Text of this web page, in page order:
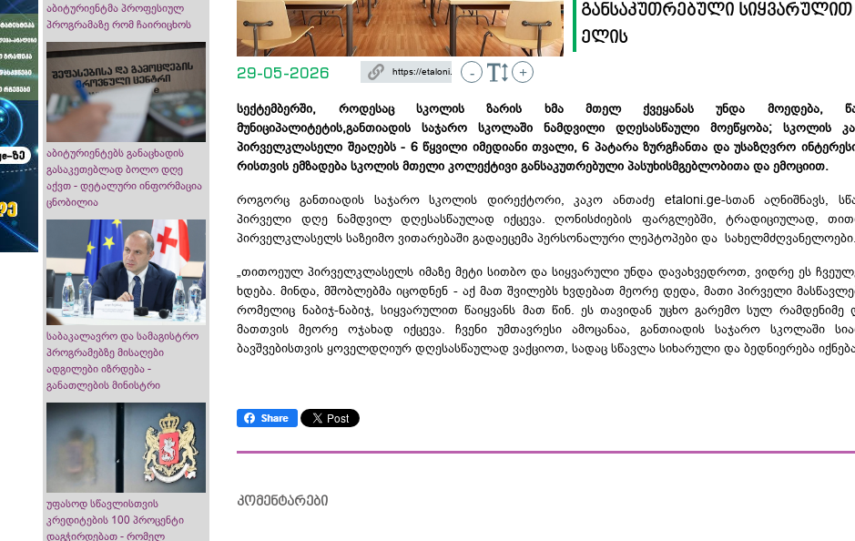
აბიტურიენტმა პროფესიულ
პროგრამაზე რომ ჩაირიცხოს
აბიტურიენტებს განაცხადის
გასაკეთებლად ბოლო დღე
აქვთ - დეტალური ინფორმაცია
ცნობილია
საბაკალავრო და სამაგისტრო
პროგრამებზე მისაღები
ადგილები იზრდება -
განათლების მინისტრი
უფასოდ სწავლისთვის
კრედიტების 100 პროცენტი
დაგჭირდებათ - რომელ
განსაკუთრებული სიყვარულით
ელის
29-05-2026 - +
სექტემბერში, როდესაც სკოლის ზარის ხმა მთელ ქვეყანას უნდა მოედება,
მუნიციპალიტეტის,განთიადის საჯარო სკოლაში ნამდვილი დღესასწაული მოეწყობა; სკოლის
პირველკლასელი შეაღებს - 6 წყვილი იმედიანი თვალი, 6 პატარა ზურგჩანთა და უსაზღვრო
რისთვის ემზადება სკოლის მთელი კოლექტივი განსაკუთრებული პასუხისმგებლობითა და ემოციით.
როგორც განთიადის საჯარო სკოლის დირექტორი, კაკო ანთაძე etaloni. ge-სთანაღნიშნავს,
პირველი დღე ნამდვილ დღესასწაულად იქცევა. ღონისძიების ფარგლებში, ტრადიციულად,
პირველკლასელს საზეიმო ვითარებაში გადაეცემა პერსონალური ლეპტოპები და სახელმძღვანელოები.
„თითოეულ პირველკლასელს იმაზე მეტი სითბო და სიყვარული უნდა დავახვედროთ, ვიდრე ეს
ხდება. მინდა, მშობლებმა იცოდნენ - აქ მათ შვილებს ხვდებათ მეორე დედა, მათი პირველი
რომელიც ნაბიჯ-ნაბიჯ, სიყვარულით წაიყვანს მათ წინ. ეს თავიდან უცხო გარემო სულ რამდენიმე
მათთვის მეორე ოჯახად იქცევა. ჩვენი უმთავრესი ამოცანაა, განთიადის საჯარო სკოლაში
ბავშვებისთვის ყოველდღიურ დღესასწაულად ვაქციოთ, სადაც სწავლა სიხარული და ბედნიერება
კომენტარები